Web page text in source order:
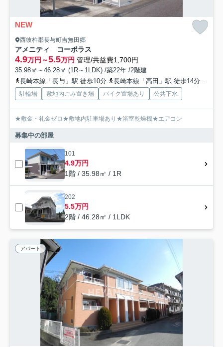
NEW
西彼杵郡長与町吉無田郷
アメニティ コーポラス
4.9万円～5.5万円 管理/共益費1,700円
35.98㎡～46.28㎡ (1R～1LDK) /築22年 /2階建
長崎本線「長与」駅 徒歩10分
長崎本線「高田」駅 徒歩14分
駐輪場 敷地内ごみ置き場 バイク置場あり 公共下水
★敷金・礼金ゼロ★敷地内駐車場あり★浴室乾燥機★エアコン
募集中の部屋
101
4.9万円
1階 / 35.98㎡ / 1R
202
5.5万円
2階 / 46.28㎡ / 1LDK
アパート